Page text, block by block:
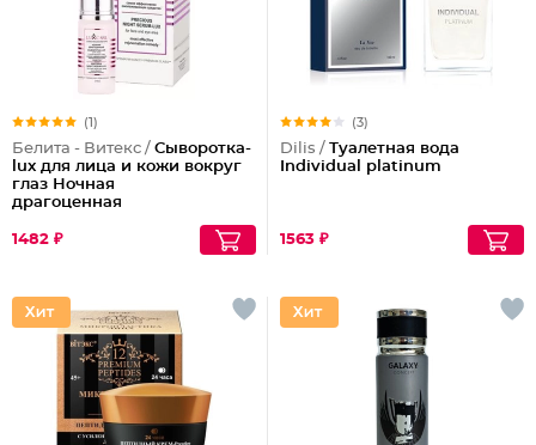
(1)
Белита - Витекс / Сыворотка-
lux для лица и кожи вокруг
глаз Ночная
драгоценная
1482 ₽
(3)
Dilis / Туалетная вода
Individual platinum
1563 ₽